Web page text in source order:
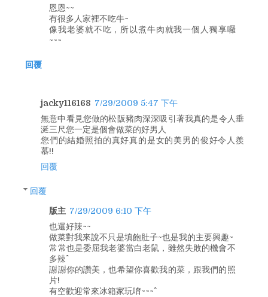
恩恩~~
有很多人家裡不吃牛~
像我老婆就不吃，所以煮牛肉就我一個人獨享囉
~~~
回覆
jacky116168 7/29/2009 5:47 下午
無意中看見您做的松阪豬肉深深吸引著我真的是令人垂
涎三尺您一定是個會做菜的好男人
您們的結婚照拍的真好真的是女的美男的俊好令人羨
慕!!
回覆
回覆
版主 7/29/2009 6:10 下午
也還好辣~~
做菜對我來說不只是填飽肚子~也是我的主要興趣~
常常也是委屈我老婆當白老鼠，雖然失敗的機會不
多辣^^
謝謝你的讚美，也希望你喜歡我的菜，跟我們的照
片!
有空歡迎常來冰箱家玩唷~~~^^